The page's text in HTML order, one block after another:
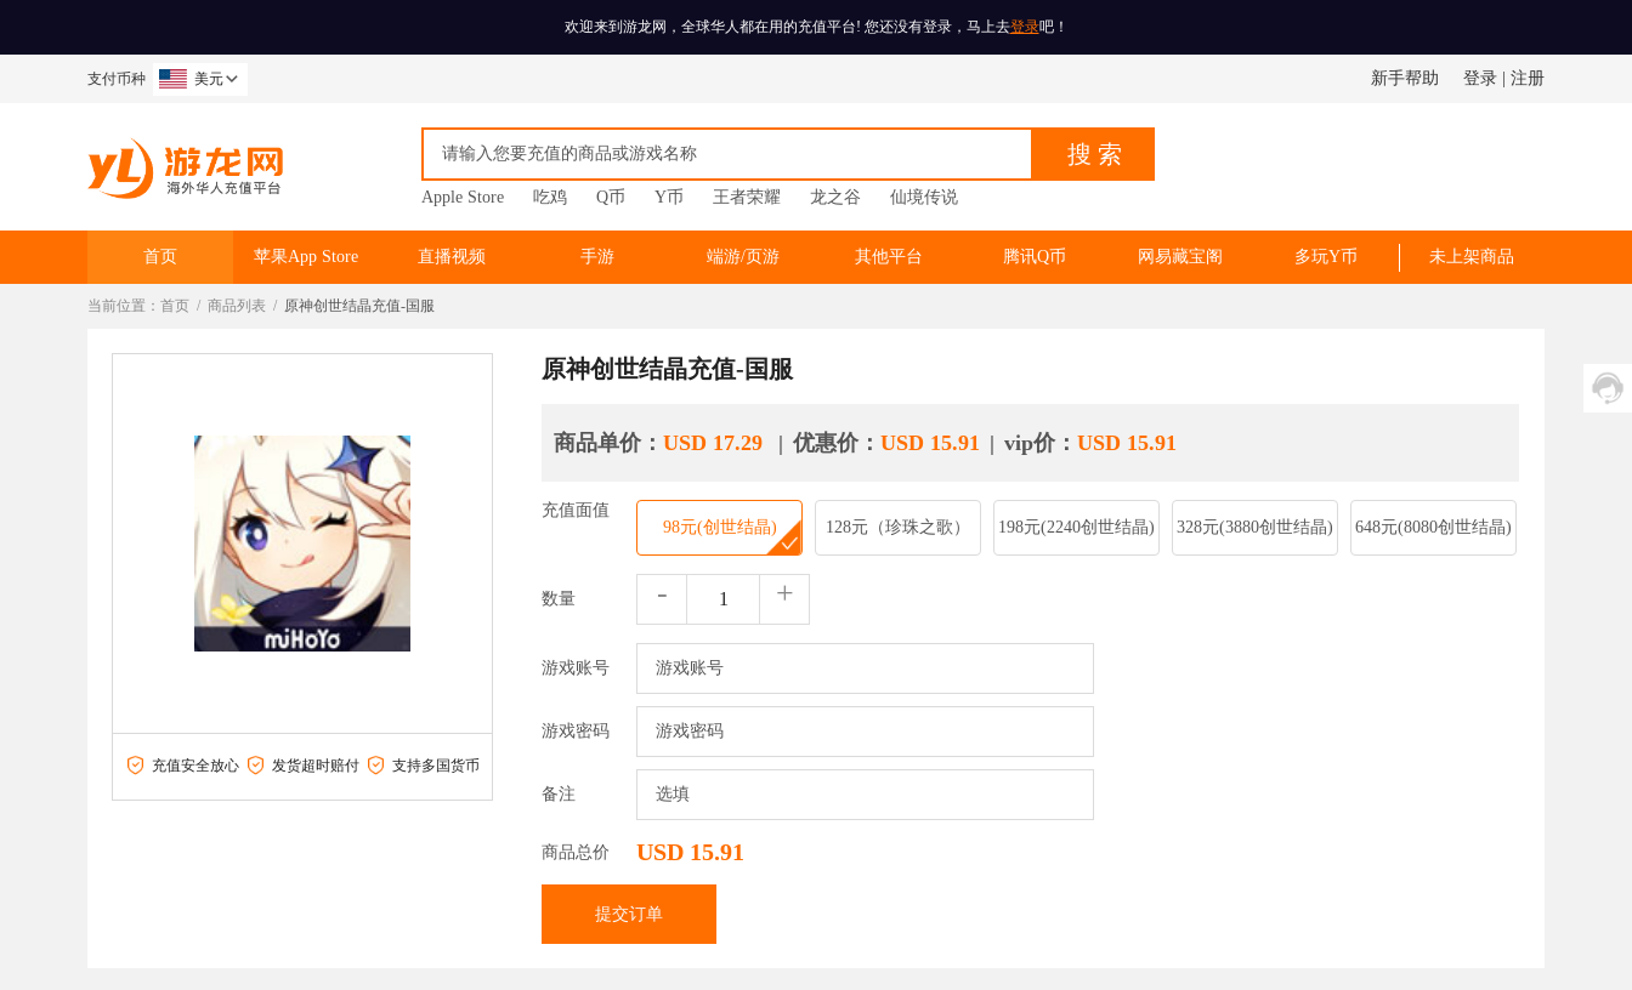
欢迎来到游龙网，全球华人都在用的充值平台! 您还没有登录，马上去登录吧！
支付币种 美元 新手帮助 登录 注册
搜 索
Apple Store 吃鸡 Q币 Y币 王者荣耀 龙之谷 仙境传说
首页 苹果App Store 直播视频 手游 端游/页游 其他平台 腾讯Q币 网易藏宝阁 多玩Y币 未上架商品
当前位置： 首页 / 商品列表 / 原神创世结晶充值-国服
充值安全放心 发货超时赔付 支持多国货币
原神创世结晶充值-国服
商品单价： USD 17.29 | 优惠价： USD 15.91 | vip价： USD 15.91
充值面值
98元(创世结晶)
128元（珍珠之歌） 198元(2240创世结晶) 328元(3880创世结晶) 648元(8080创世结晶)
数量 - +
游戏账号
游戏密码
备注
商品总价 USD 15.91
提交订单